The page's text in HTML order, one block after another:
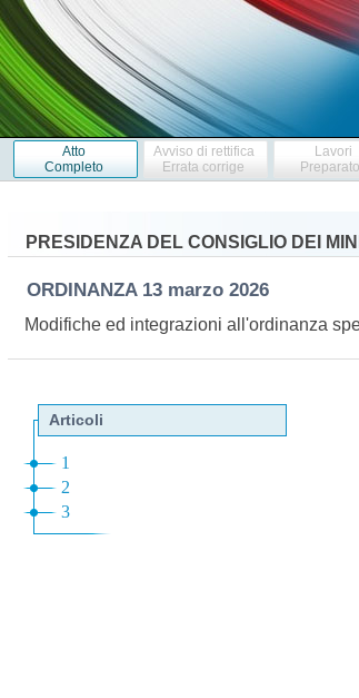
Atto
Completo
Avviso di rettifica
Errata corrige
Lavori
PRESIDENZA DEL CONSIGLIO DEI
ORDINANZA 13 marzo 2026
Modifiche ed integrazioni all'ordinanza